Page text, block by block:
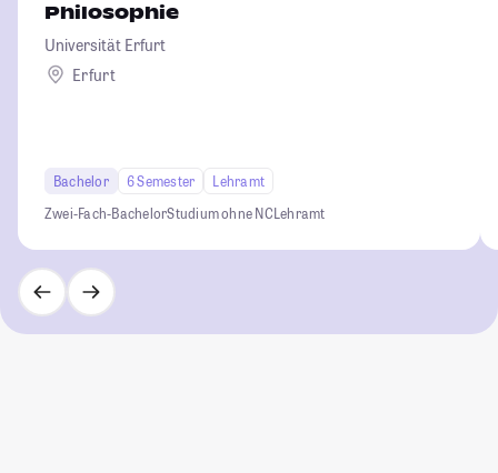
Philosophie
Universität Erfurt
Erfurt
Bachelor 6 Semester
Lehramt
Zwei-Fach-BachelorStudium ohne NCLehramt